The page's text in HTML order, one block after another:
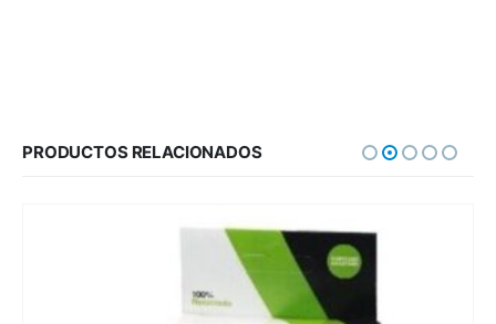
PRODUCTOS RELACIONADOS